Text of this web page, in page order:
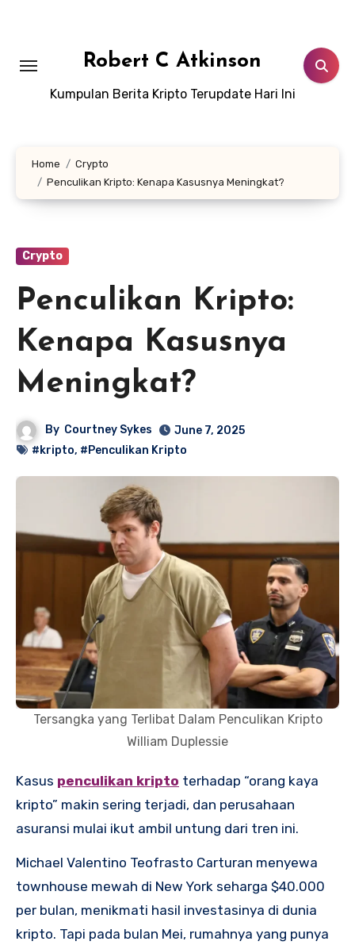
Robert C Atkinson
Kumpulan Berita Kripto Terupdate Hari Ini
Home
Crypto
Penculikan Kripto: Kenapa Kasusnya Meningkat?
Crypto
Penculikan Kripto:
Kenapa Kasusnya
Meningkat?
By Courtney Sykes
June 7, 2025
#kripto, #Penculikan Kripto
Tersangka yang Terlibat Dalam Penculikan Kripto
William Duplessie
Kasus penculikan kripto terhadap “orang kaya
kripto” makin sering terjadi, dan perusahaan
asuransi mulai ikut ambil untung dari tren ini.
Michael Valentino Teofrasto Carturan menyewa
townhouse mewah di New York seharga $40.000
per bulan, menikmati hasil investasinya di dunia
kripto. Tapi pada bulan Mei, rumahnya yang punya